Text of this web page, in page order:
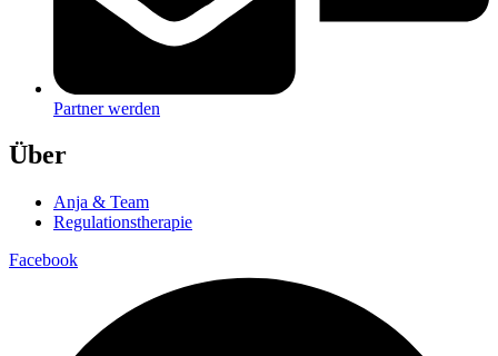
Partner werden
Über
Anja & Team
Regulationstherapie
Facebook